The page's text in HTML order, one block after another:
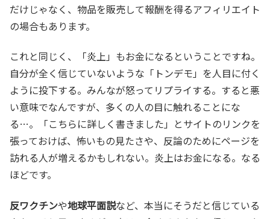
だけじゃなく、物品を販売して報酬を得るアフィリエイト
の場合もあります。
これと同じく、「炎上」もお金になるということですね。
自分が全く信じていないような「トンデモ」を人目に付く
ように投下する。みんなが怒ってリプライする。すると悪
い意味でなんですが、多くの人の目に触れることにな
る…。「こちらに詳しく書きました」とサイトのリンクを
張っておけば、怖いもの見たさや、反論のためにページを
訪れる人が増えるかもしれない。炎上はお金になる。なる
ほどです。
反ワクチンや地球平面説など、本当にそうだと信じている